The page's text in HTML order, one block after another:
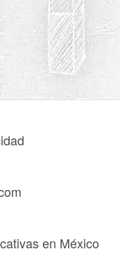
en México